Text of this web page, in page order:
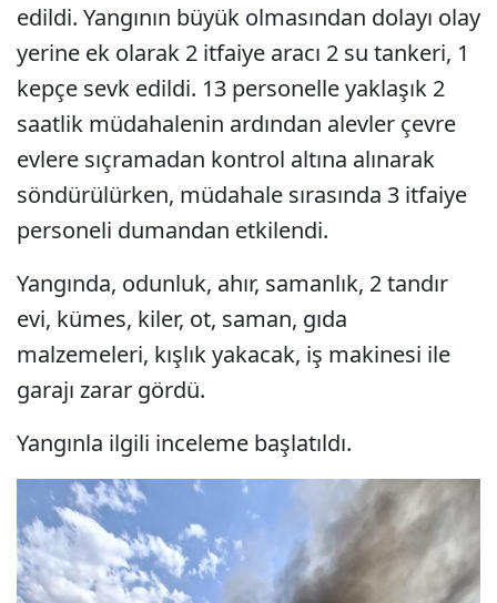
edildi. Yangının büyük olmasından dolayı olay
yerine ek olarak 2 itfaiye aracı 2 su tankeri, 1
kepçe sevk edildi. 13 personelle yaklaşık 2
saatlik müdahalenin ardından alevler çevre
evlere sıçramadan kontrol altına alınarak
söndürülürken, müdahale sırasında 3 itfaiye
personeli dumandan etkilendi.
Yangında, odunluk, ahır, samanlık, 2 tandır
evi, kümes, kiler, ot, saman, gıda
malzemeleri, kışlık yakacak, iş makinesi ile
garajı zarar gördü.
Yangınla ilgili inceleme başlatıldı.